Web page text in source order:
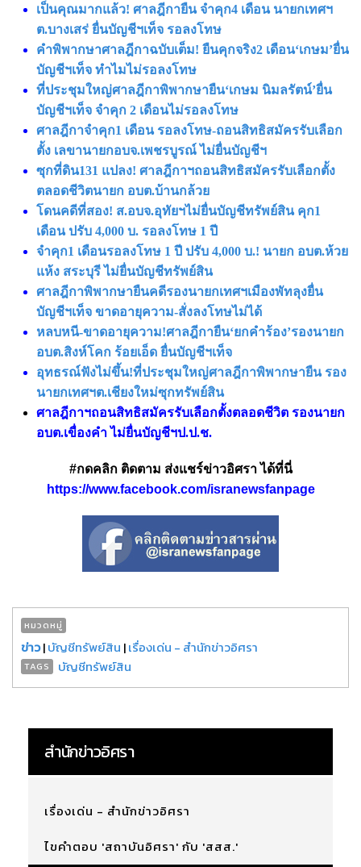
เป็นคุณมากแล้ว! ศาลฎีกายืน จำคุก4 เดือน นายกเทศฯ
ต.บางเสร่ ยื่นบัญชีฯเท็จ รอลงโทษ
คำพิพากษาศาลฎีกาฉบับเต็ม! ยืนคุกจริง2 เดือน‘เกษม’ยื่น
บัญชีฯเท็จ ทำไมไม่รอลงโทษ
ที่ประชุมใหญ่ศาลฎีกาพิพากษายืน‘เกษม นิมลรัตน์’ยื่น
บัญชีฯเท็จ จำคุก 2 เดือนไม่รอลงโทษ
ศาลฎีกาจำคุก1 เดือน รอลงโทษ-ถอนสิทธิสมัครรับเลือก
ตั้ง เลขานายกอบจ.เพชรบูรณ์ ไม่ยื่นบัญชีฯ
ซุกที่ดิน131 แปลง! ศาลฎีกาฯถอนสิทธิสมัครรับเลือกตั้ง
ตลอดชีวิตนายก อบต.บ้านกล้วย
โดนคดีที่สอง! ส.อบจ.อุทัยฯไม่ยื่นบัญชีทรัพย์สิน คุก1
เดือน ปรับ 4,000 บ. รอลงโทษ 1 ปี
จําคุก1 เดือนรอลงโทษ 1 ปี ปรับ 4,000 บ.! นายก อบต.ห้วย
แห้ง สระบุรี ไม่ยื่นบัญชีทรัพย์สิน
ศาลฎีกาพิพากษายืนคดีรองนายกเทศฯเมืองพัทลุงยื่น
บัญชีฯเท็จ ขาดอายุความ-สั่งลงโทษไม่ได้
หลบหนี-ขาดอายุความ!ศาลฎีกายืน‘ยกคําร้อง’รองนายก
อบต.สิงห์โคก ร้อยเอ็ด ยื่นบัญชีฯเท็จ
อุทธรณ์ฟังไม่ขึ้น!ที่ประชุมใหญ่ศาลฎีกาพิพากษายืน รอง
นายกเทศฯต.เชียงใหม่ซุกทรัพย์สิน
ศาลฎีกาฯถอนสิทธิสมัครรับเลือกตั้งตลอดชีวิต รองนายก
อบต.เขื่องคํา ไม่ยื่นบัญชีฯป.ป.ช.
#กดคลิก ติดตาม ส่งแชร์ข่าวอิศรา ได้ที่นี่
https://www.facebook.com/isranewsfanpage
หมวดหมู่
ข่าว|บัญชีทรัพย์สิน |เรื่องเด่น - สำนักข่าวอิศรา
TAGS บัญชีทรัพย์สิน
สำนักข่าวอิศรา
เรื่องเด่น - สำนักข่าวอิศรา
ไขคำตอบ 'สถาบันอิศรา' กับ 'สสส.'